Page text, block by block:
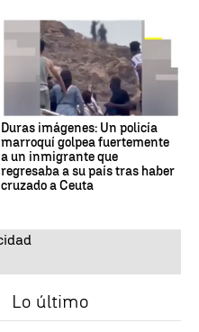
Duras imágenes: Un policía
marroquí golpea fuertemente
a un inmigrante que
regresaba a su país tras haber
cruzado a Ceuta
Lo último